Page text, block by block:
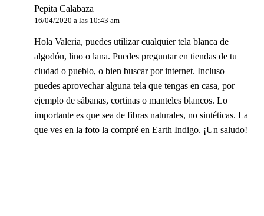
Pepita Calabaza
16/04/2020 a las 10:43 am
Hola Valeria, puedes utilizar cualquier tela blanca de
algodón, lino o lana. Puedes preguntar en tiendas de tu
ciudad o pueblo, o bien buscar por internet. Incluso
puedes aprovechar alguna tela que tengas en casa, por
ejemplo de sábanas, cortinas o manteles blancos. Lo
importante es que sea de fibras naturales, no sintéticas. La
que ves en la foto la compré en Earth Indigo. ¡Un saludo!